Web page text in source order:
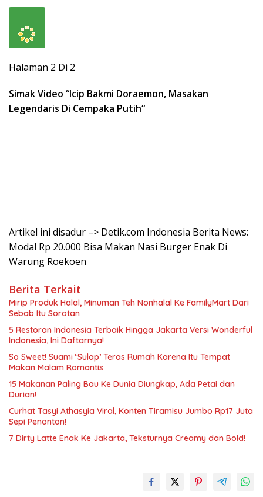
Halaman 2 Di 2
Simak Video “Icip Bakmi Doraemon, Masakan
Legendaris Di Cempaka Putih“
Artikel ini disadur –> Detik.com Indonesia Berita News:
Modal Rp 20.000 Bisa Makan Nasi Burger Enak Di
Warung Roekoen
Berita Terkait
Mirip Produk Halal, Minuman Teh Nonhalal Ke FamilyMart Dari
Sebab Itu Sorotan
5 Restoran Indonesia Terbaik Hingga Jakarta Versi Wonderful
Indonesia, Ini Daftarnya!
So Sweet! Suami ‘Sulap’ Teras Rumah Karena Itu Tempat
Makan Malam Romantis
15 Makanan Paling Bau Ke Dunia Diungkap, Ada Petai dan
Durian!
Curhat Tasyi Athasyia Viral, Konten Tiramisu Jumbo Rp17 Juta
Sepi Penonton!
7 Dirty Latte Enak Ke Jakarta, Teksturnya Creamy dan Bold!